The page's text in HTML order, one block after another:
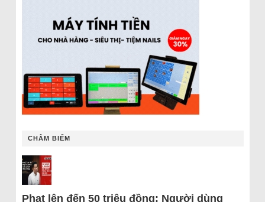
CHÂM BIẾM
Phạt lên đến 50 triệu đồng: Người dùng